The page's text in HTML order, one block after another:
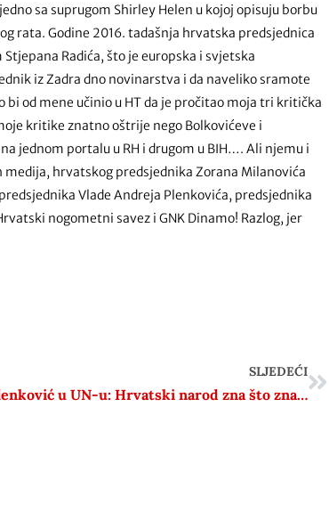
sa suprugom Shirley Helen u kojoj opisuju borbu
rata. Godine 2016. tadašnja hrvatska predsjednica
Radića, što je europska i svjetska
iz Zadra dno novinarstva i da naveliko sramote
od mene učinio u HT da je pročitao moja tri kritička
kritike znatno oštrije nego Bolkovićeve i
jednom portalu u RH i drugom u BIH…. Ali njemu i
hrvatskog predsjednika Zorana Milanovića
Vlade Andreja Plenkovića, predsjednika
nogometni savez i GNK Dinamo! Razlog, jer
SLJEDEĆI
Plenković u UN-u: Hrvatski narod zna što znači biti napadnut i kako se obraniti